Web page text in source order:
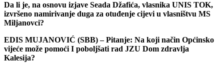
Da li je, na osnovu izjave Seada Džafića, vlasnika UNIS TOK,
izvršeno namirivanje duga za otuđenje cijevi u vlasništvu MS
Miljanovci?
EDIS MUJANOVIĆ (SBB) – Pitanje: Na koji način Općinsko
vijeće može pomoći I poboljšati rad JZU Dom zdravlja
Kalesija?